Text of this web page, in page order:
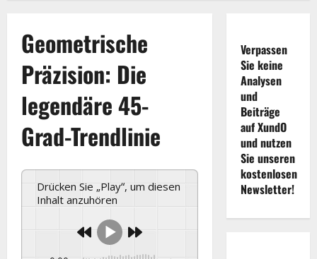
Geometrische
Präzision: Die
legendäre 45-
Grad-Trendlinie
Drücken Sie „Play“, um diesen
Inhalt anzuhören
Verpassen
Sie keine
Analysen
und
Beiträge
auf XundO
und nutzen
Sie unseren
kostenlosen
Newsletter!